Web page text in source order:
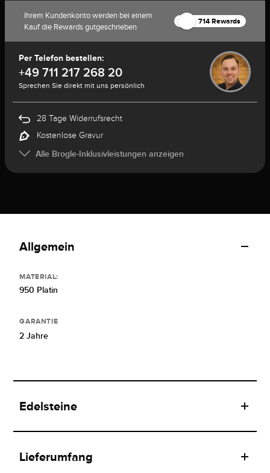
Ihrem Kundenkonto werden bei einem
Kauf die Rewards gutgeschrieben
714 Rewards
Per Telefon bestellen:
+49 711 217 268 20
Sprechen Sie direkt mit uns persönlich
28 Tage Widerrufsrecht
Kostenlose Gravur
Alle Brogle-Inklusivleistungen anzeigen
Allgemein
MATERIAL:
950 Platin
GARANTIE
2 Jahre
Edelsteine
Lieferumfang